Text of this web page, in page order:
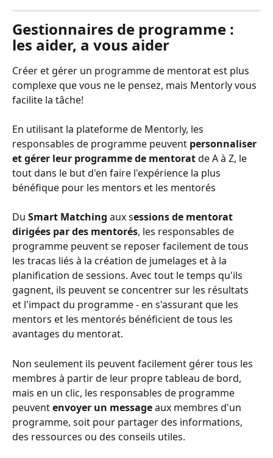
Gestionnaires de programme :
les aider, a vous aider
Créer et gérer un programme de mentorat est plus
complexe que vous ne le pensez, mais Mentorly vous
facilite la tâche!
En utilisant la plateforme de Mentorly, les
responsables de programme peuvent personnaliser
et gérer leur programme de mentorat de A à Z, le
tout dans le but d'en faire l'expérience la plus
bénéfique pour les mentors et les mentorés
Du Smart Matching aux sessions de mentorat
dirigées par des mentorés, les responsables de
programme peuvent se reposer facilement de tous
les tracas liés à la création de jumelages et à la
planification de sessions. Avec tout le temps qu'ils
gagnent, ils peuvent se concentrer sur les résultats
et l'impact du programme - en s'assurant que les
mentors et les mentorés bénéficient de tous les
avantages du mentorat.
Non seulement ils peuvent facilement gérer tous les
membres à partir de leur propre tableau de bord,
mais en un clic, les responsables de programme
peuvent envoyer un message aux membres d'un
programme, soit pour partager des informations,
des ressources ou des conseils utiles.